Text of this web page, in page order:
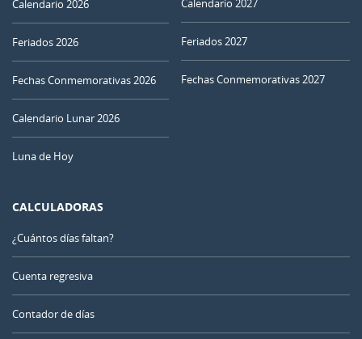
Calendario 2026
Feriados 2026
Fechas Conmemorativas 2026
Calendario Lunar 2026
Luna de Hoy
Calendario 2027
Feriados 2027
Fechas Conmemorativas 2027
CALCULADORAS
¿Cuántos días faltan?
Cuenta regresiva
Contador de días